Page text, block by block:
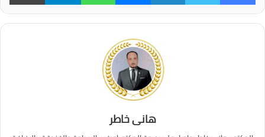
هانى خاطر